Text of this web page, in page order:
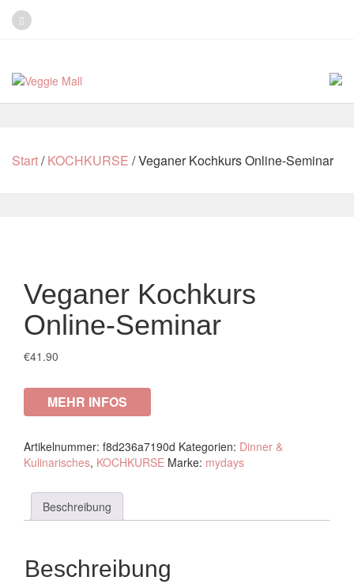
Start/KOCHKURSE / Veganer Kochkurs Online-Seminar
Veganer Kochkurs
Online-Seminar
€41.90
MEHR INFOS
Artikelnummer: f8d236a7190d Kategorien: Dinner &
Kulinarisches, KOCHKURSE Marke: mydays
Beschreibung
Beschreibung